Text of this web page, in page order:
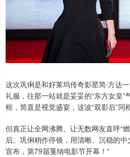
这次巩俐是和好莱坞传奇影星简·方达
礼服，往那一站就是妥妥的“东方女皇”
框，简直是视觉盛宴，这波“双影后”同
但真正让全网沸腾、让无数网友直呼“
后。巩俐稍作停顿，用清晰、沉稳的
宣布，第79届戛纳电影节开幕！”